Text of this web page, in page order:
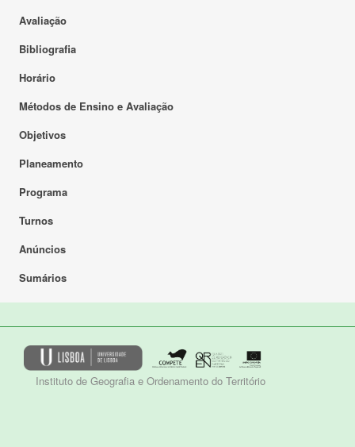
Avaliação
Bibliografia
Horário
Métodos de Ensino e Avaliação
Objetivos
Planeamento
Programa
Turnos
Anúncios
Sumários
Instituto de Geografia e Ordenamento do Território